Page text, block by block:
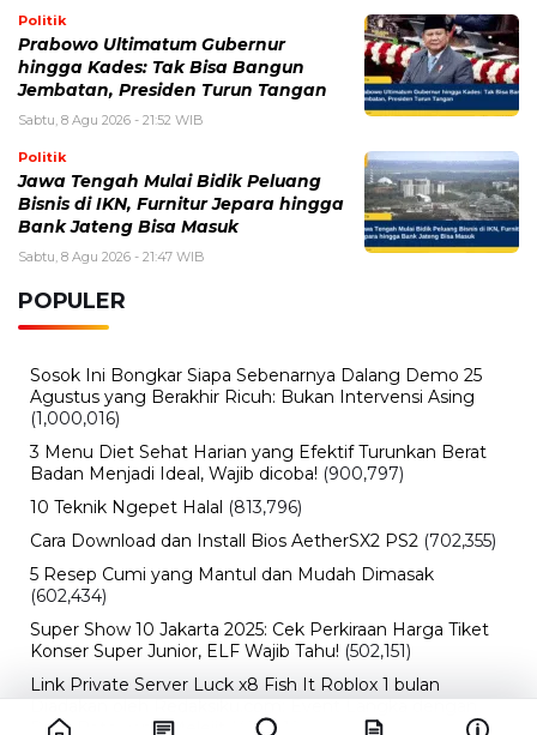
Politik
Prabowo Ultimatum Gubernur
hingga Kades: Tak Bisa Bangun
Jembatan, Presiden Turun Tangan
Sabtu, 8 Agu 2026 - 21:52 WIB
Politik
Jawa Tengah Mulai Bidik Peluang
Bisnis di IKN, Furnitur Jepara hingga
Bank Jateng Bisa Masuk
Sabtu, 8 Agu 2026 - 21:47 WIB
POPULER
Sosok Ini Bongkar Siapa Sebenarnya Dalang Demo 25
Agustus yang Berakhir Ricuh: Bukan Intervensi Asing
(1,000,016)
3 Menu Diet Sehat Harian yang Efektif Turunkan Berat
Badan Menjadi Ideal, Wajib dicoba! (900,797)
10 Teknik Ngepet Halal (813,796)
Cara Download dan Install Bios AetherSX2 PS2 (702,355)
5 Resep Cumi yang Mantul dan Mudah Dimasak
(602,434)
Super Show 10 Jakarta 2025: Cek Perkiraan Harga Tiket
Konser Super Junior, ELF Wajib Tahu! (502,151)
Link Private Server Luck x8 Fish It Roblox 1 bulan
Diadakan oleh Redaksiku.com: Event Langka dengan
Drop Rate yang Melejit
(424,819)